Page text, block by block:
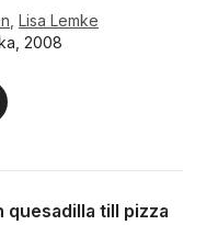
Lisa Lemke
2008
quesadilla till pizza